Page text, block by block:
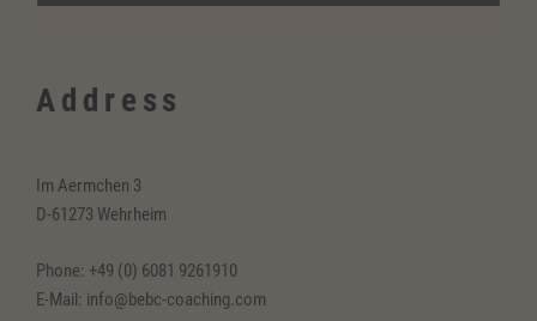
Address
Im Aermchen 3
D-61273 Wehrheim
Phone: +49 (0) 6081 9261910
E-Mail: info@bebc-coaching.com